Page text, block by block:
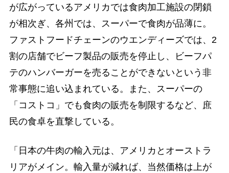
が広がっているアメリカでは食肉加工施設の閉鎖
が相次ぎ、各州では、スーパーで食肉が品薄に。
ファストフードチェーンのウエンディーズでは、2
割の店舗でビーフ製品の販売を停止し、ビーフパ
テのハンバーガーを売ることができないという非
常事態に追い込まれている。また、スーパーの
「コストコ」でも食肉の販売を制限するなど、庶
民の食卓を直撃している。
「日本の牛肉の輸入元は、アメリカとオーストラ
リアがメイン。輸入量が減れば、当然価格は上が